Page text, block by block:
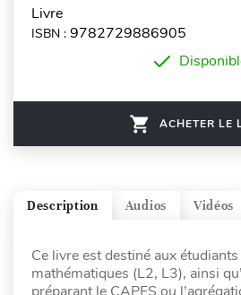
Livre
ISBN : 9782729886905
ACHETER LE
Vidéos
Audios
Description
Ce livre est destiné aux
mathématiques (L2, L3), ainsi